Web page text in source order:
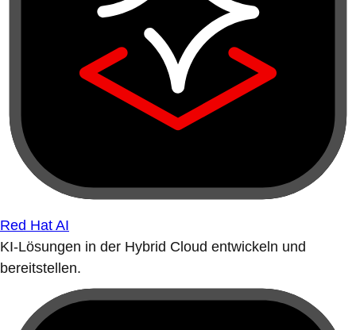
Red Hat AI
KI-Lösungen in der Hybrid Cloud entwickeln und
bereitstellen.